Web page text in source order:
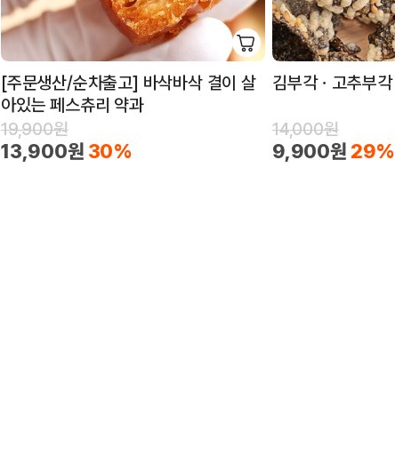
[주문생산/순차출고] 바삭바삭 결이 살
아있는 페스츄리 약과
19,900원
13,900원 30%
김부각ㆍ고추부각
14,000원
9,900원 29%